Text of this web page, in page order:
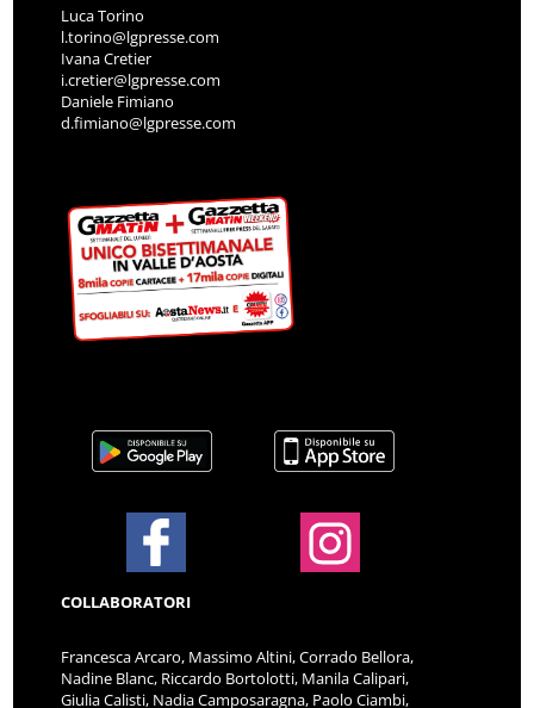
Luca Torino
l.torino@lgpresse.com
Ivana Cretier
i.cretier@lgpresse.com
Daniele Fimiano
d.fimiano@lgpresse.com
COLLABORATORI
Francesca Arcaro, Massimo Altini, Corrado Bellora,
Nadine Blanc, Riccardo Bortolotti, Manila Calipari,
Giulia Calisti, Nadia Camposaragna, Paolo Ciambi,